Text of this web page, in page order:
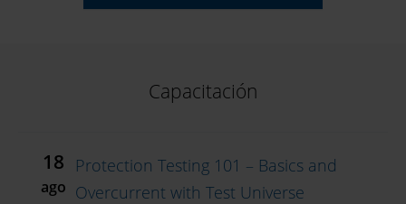
Capacitación
18
ago
Protection Testing 101 – Basics and
Overcurrent with Test Universe